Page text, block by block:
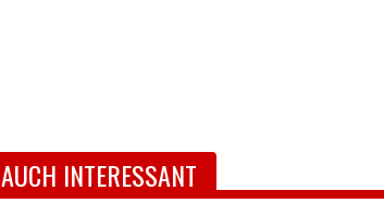
AUCH INTERESSANT